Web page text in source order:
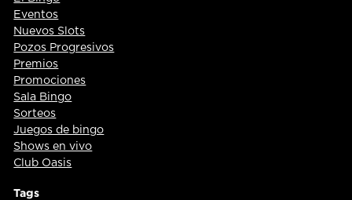
Eventos
Nuevos Slots
Pozos Progresivos
Premios
Promociones
Sala Bingo
Sorteos
Juegos de bingo
Shows en vivo
Club Oasis
Tags